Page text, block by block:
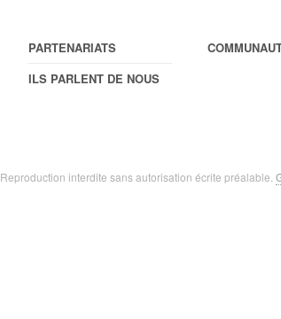
PARTENARIATS
ILS PARLENT DE NOUS
. Reproduction interdite sans autorisation écrite préalable.